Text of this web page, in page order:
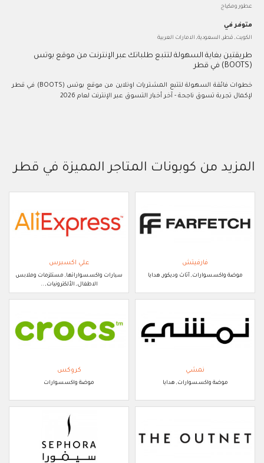
عطور ومكياج
متوفر في
الكويت, قطر, السعودية, الامارات العربية
طريقتين بغاية السهولة لتتبع طلباتك عبر الإنترنت من موقع بوتس
(BOOTS) في قطر
خطوات فائقة السهولة لتتبع المشتريات اونلاين من موقع بوتس (BOOTS) في قطر
لإكمال تجربة تسوق ناجحة - آخر أخبار التسوق عبر الإنترنت لعام 2026
المزيد من كوبونات المتاجر المميزة في قطر
فارفيتش
موضة واكسسوارات, أثاث وديكور, هدايا
علي اكسبرس
سيارات واكسسواراتها, مستلزمات وملابس
الاطفال, الألكترونيات, ..
نمشي
موضة واكسسوارات, هدايا
كروكس
موضة واكسسوارات